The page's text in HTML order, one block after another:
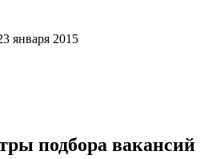
января 2015
подбора вакансий